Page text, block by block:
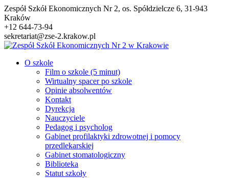
Przejdź
do
treści
Zespół Szkół Ekonomicznych Nr 2, os. Spółdzielcze 6, 31-943
Kraków
+12 644-73-94
sekretariat@zse-2.krakow.pl
O szkole
Film o szkole (5 minut)
Wirtualny spacer po szkole
Opinie absolwentów
Kontakt
Dyrekcja
Nauczyciele
Pedagog i psycholog
Gabinet profilaktyki zdrowotnej i pomocy
przedlekarskiej
Gabinet stomatologiczny
Biblioteka
Statut szkoły